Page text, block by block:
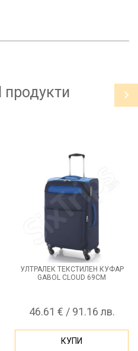
продукти
УЛТРАЛЕК ТЕКСТИЛЕН КУФАР
GABOL CLOUD 69СМ
46.61 € / 91.16 лв.
КУПИ